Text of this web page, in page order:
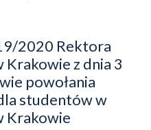
2020 Rektora
Krakowie z dnia 3
powołania
studentów w
Krakowie